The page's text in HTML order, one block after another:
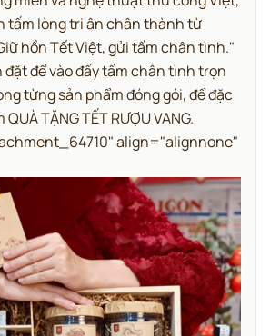
tấm lòng tri ân chân thành từ
hồn Tết Việt, gửi tấm chân tình."
đặt để vào đấy tấm chân tình trọn
từng sản phẩm đóng gói, để đặc
TẶNG TẾT RƯỢU VANG.
align="alignnone"